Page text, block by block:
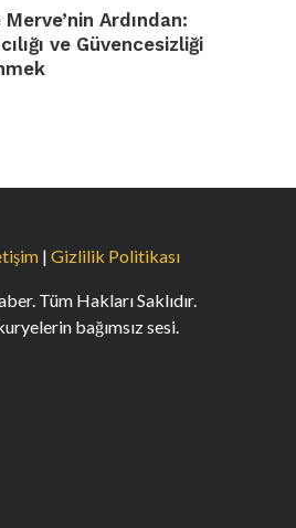
Merve’nin Ardından:
ve Güvencesizliği
| Gizlilik Politikası
Tüm Hakları Saklıdır.
bağımsız sesi.